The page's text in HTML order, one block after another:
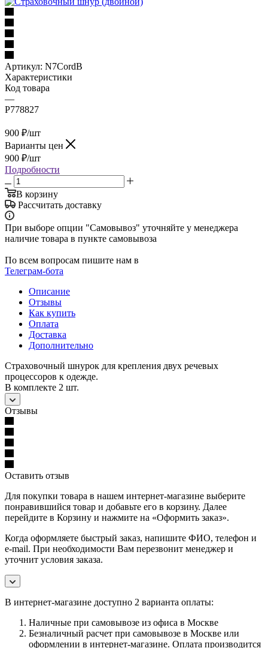
Артикул: N7CordB
Характеристики
Код товара
—
P778827
900 ₽/шт
Варианты цен
900 ₽/шт
Подробности
В корзину
Рассчитать доставку
При выборе опции "Самовывоз" уточняйте у менеджера
наличие товара в пункте самовывоза
По всем вопросам пишите нам в
Телеграм-бота
Описание
Отзывы
Как купить
Оплата
Доставка
Дополнительно
Страховочный шнурок для крепления двух речевых
процессоров к одежде.
В комплекте 2 шт.
Отзывы
Оставить отзыв
Для покупки товара в нашем интернет-магазине выберите
понравившийся товар и добавьте его в корзину. Далее
перейдите в Корзину и нажмите на «Оформить заказ».
Когда оформляете быстрый заказ, напишите ФИО, телефон и
e-mail. При необходимости Вам перезвонит менеджер и
уточнит условия заказа.
В интернет-магазине доступно 2 варианта оплаты:
Наличные при самовывозе из офиса в Москве
Безналичный расчет при самовывозе в Москве или
оформлении в интернет-магазине. Оплата производится